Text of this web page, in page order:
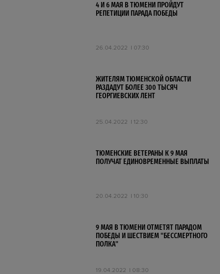
4 И 6 МАЯ В ТЮМЕНИ ПРОЙДУТ
РЕПЕТИЦИИ ПАРАДА ПОБЕДЫ
26.04.2022 07:30
ЖИТЕЛЯМ ТЮМЕНСКОЙ ОБЛАСТИ
РАЗДАДУТ БОЛЕЕ 300 ТЫСЯЧ
ГЕОРГИЕВСКИХ ЛЕНТ
25.04.2022 12:30
ТЮМЕНСКИЕ ВЕТЕРАНЫ К 9 МАЯ
ПОЛУЧАТ ЕДИНОВРЕМЕННЫЕ ВЫПЛАТЫ
20.04.2022 10:30
9 МАЯ В ТЮМЕНИ ОТМЕТЯТ ПАРАДОМ
ПОБЕДЫ И ШЕСТВИЕМ "БЕССМЕРТНОГО
ПОЛКА"
19.04.2022 08:30